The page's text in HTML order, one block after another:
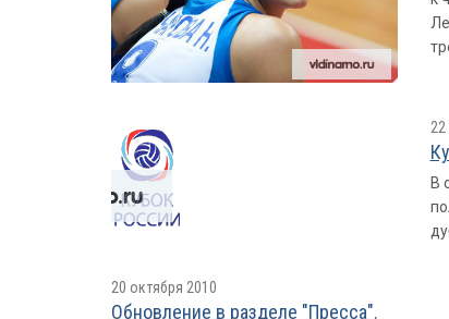
В
20 октября 2010
Обновление в разделе "Пресса".